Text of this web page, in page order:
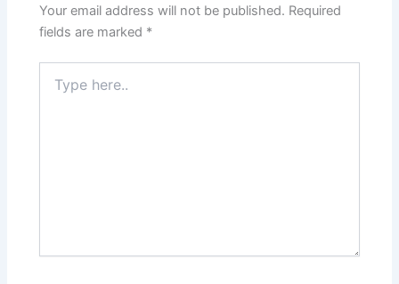
Your email address will not be published. Required
fields are marked *
here..